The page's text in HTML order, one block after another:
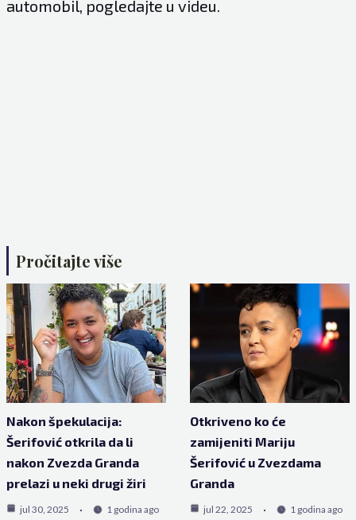
automobil, pogledajte u videu.
Pročitajte više
Nakon špekulacija:
Šerifović otkrila da li
nakon Zvezda Granda
prelazi u neki drugi žiri
jul 30, 2025 1 godina ago
Otkriveno ko će
zamijeniti Mariju
Šerifović u Zvezdama
Granda
jul 22, 2025 1 godina ago